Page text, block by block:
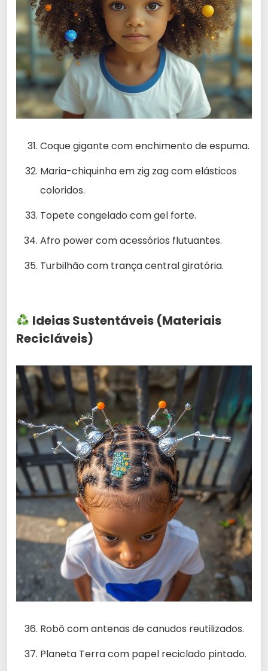
Coque gigante com enchimento de espuma.
Maria-chiquinha em zig zag com elásticos
coloridos.
Topete congelado com gel forte.
Afro power com acessórios flutuantes.
Turbilhão com trança central giratória.
Ideias Sustentáveis (Materiais
Recicláveis)
Robô com antenas de canudos reutilizados.
Planeta Terra com papel reciclado pintado.